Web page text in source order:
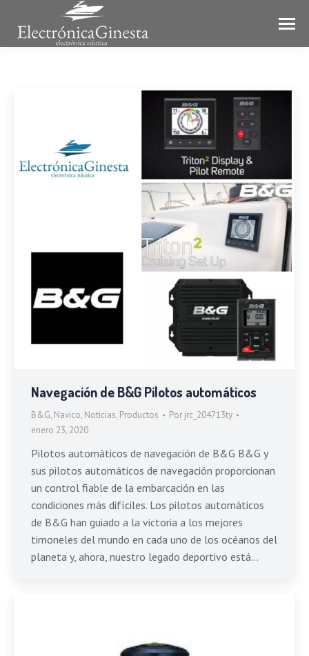
Navegación de B&G Pilotos automáticos
B&G, Navico, Noticias, Productos Por jrc_204713ty
enero 23, 2020
Pilotos automáticos de navegación de B&G B&G y
sus pilotos automáticos de navegación proporcionan
un control fiable de la embarcación en las
condiciones más difíciles. Los pilotos automáticos
de B&G han guiado a la victoria a los mejores
timoneles del mundo en cada uno de los océanos del
planeta y, ahora, nuestro legado deportivo está…